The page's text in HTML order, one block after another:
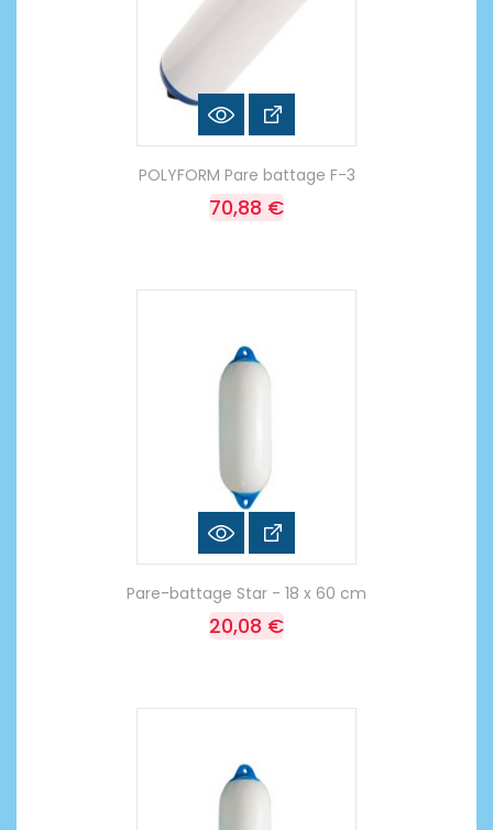
POLYFORM Pare battage F-3
70,88 €
Pare-battage Star - 18 x 60 cm
20,08 €